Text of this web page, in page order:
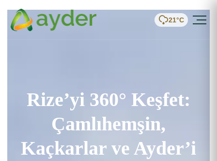
21°C
Rize’yi 360° Keşfet:
Çamlıhemşin,
Kaçkarlar ve Ayder’i